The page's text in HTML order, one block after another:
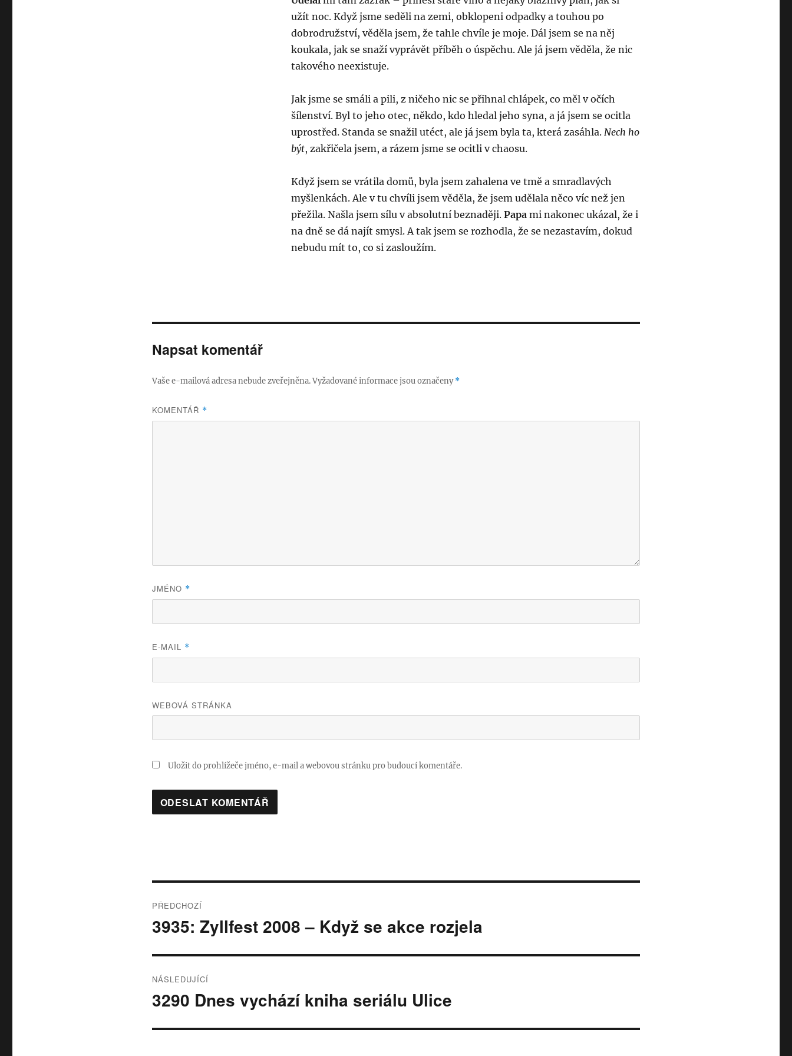
užít noc. Když jsme seděli na zemi, obklopeni odpadky a touhou po
dobrodružství, věděla jsem, že tahle chvíle je moje. Dál jsem se na něj
koukala, jak se snaží vyprávět příběh o úspěchu. Ale já jsem věděla, že nic
takového neexistuje.
Jak jsme se smáli a pili, z ničeho nic se přihnal chlápek, co měl v očích
šílenství. Byl to jeho otec, někdo, kdo hledal jeho syna, a já jsem se ocitla
uprostřed. Standa se snažil utéct, ale já jsem byla ta, která zasáhla.Nech ho
být, zakřičela jsem, a rázem jsme se ocitli v chaosu.
Když jsem se vrátila domů, byla jsem zahalena ve tmě a smradlavých
myšlenkách. Ale v tu chvíli jsem věděla, že jsem udělala něco víc než jen
přežila. Našla jsem sílu v absolutní beznaději.Papa mi nakonec ukázal, že i
na dně se dá najít smysl. A tak jsem se rozhodla, že se nezastavím, dokud
nebudu mít to, co si zasloužím.
Napsat komentář
Vaše e-mailová adresa nebude zveřejněna.Vyžadované informace jsou označeny*
KOMENTÁŘ *
JMÉNO *
E-MAIL *
WEBOVÁ STRÁNKA
Uložit do prohlížeče jméno, e-mail a webovou stránku pro budoucí komentáře.
pro
PŘEDCHOZÍ
Předchozí
3935: Zyllfest 2008 – Když se akce rozjela
NÁSLEDUJÍCÍ
Následující
3290 Dnes vychází kniha seriálu Ulice